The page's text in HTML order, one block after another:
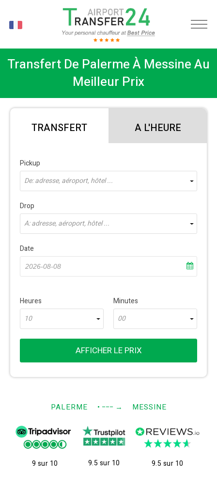
Transfert De Palerme À Messine Au
Meilleur Prix
TRANSFERT A L'HEURE
Pickup
De: adresse, aéroport, hôtel ...
Drop
À: adresse, aéroport, hôtel ...
Date
Heures
10
Minutes
00
AFFICHER LE PRIX
PALERME • −−− → MESSINE
9 sur 10 9.5 sur 10 9.5 sur 10